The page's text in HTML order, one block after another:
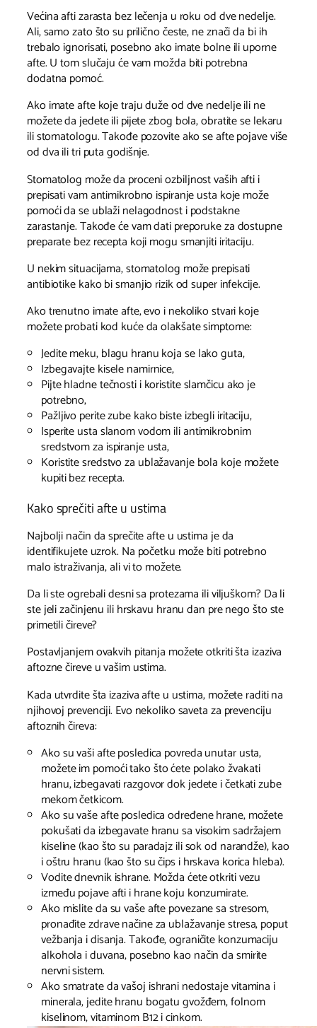
Većina afti zarasta bez lečenja u roku od dve nedelje.
Ali, samo zato što su prilično česte, ne znači da bi ih
trebalo ignorisati, posebno ako imate bolne ili uporne
afte. U tom slučaju će vam možda biti potrebna
dodatna pomoć.
Ako imate afte koje traju duže od dve nedelje ili ne
možete da jedete ili pijete zbog bola, obratite se lekaru
ili stomatologu. Takođe pozovite ako se afte pojave više
od dva ili tri puta godišnje.
Stomatolog može da proceni ozbiljnost vaših afti i
prepisati vam antimikrobno ispiranje usta koje može
pomoći da se ublaži nelagodnost i podstakne
zarastanje. Takođe će vam dati preporuke za dostupne
preparate bez recepta koji mogu smanjiti iritaciju.
U nekim situacijama, stomatolog može prepisati
antibiotike kako bi smanjio rizik od super infekcije.
Ako trenutno imate afte, evo i nekoliko stvari koje
možete probati kod kuće da olakšate simptome:
Jedite meku, blagu hranu koja se lako guta,
Izbegavajte kisele namirnice,
Pijte hladne tečnosti i koristite slamčicu ako je
potrebno,
Pažljivo perite zube kako biste izbegli iritaciju,
Isperite usta slanom vodom ili antimikrobnim
sredstvom za ispiranje usta,
Koristite sredstvo za ublažavanje bola koje možete
kupiti bez recepta.
Kako sprečiti afte u ustima
Najbolji način da sprečite afte u ustima je da
identifikujete uzrok. Na početku može biti potrebno
malo istraživanja, ali vi to možete.
Da li ste ogrebali desni sa protezama ili viljuškom? Da li
ste jeli začinjenu ili hrskavu hranu dan pre nego što ste
primetili čireve?
Postavljanjem ovakvih pitanja možete otkriti šta izaziva
aftozne čireve u vašim ustima.
Kada utvrdite šta izaziva afte u ustima, možete raditi na
njihovoj prevenciji. Evo nekoliko saveta za prevenciju
aftoznih čireva:
Ako su vaši afte posledica povreda unutar usta,
možete im pomoći tako što ćete polako žvakati
hranu, izbegavati razgovor dok jedete i četkati zube
mekom četkicom.
Ako su vaše afte posledica određene hrane, možete
pokušati da izbegavate hranu sa visokim sadržajem
kiseline (kao što su paradajz ili sok od narandže), kao
i oštru hranu (kao što su čips i hrskava korica hleba).
Vodite dnevnik ishrane. Možda ćete otkriti vezu
između pojave afti i hrane koju konzumirate.
Ako mislite da su vaše afte povezane sa stresom,
pronađite zdrave načine za ublažavanje stresa, poput
vežbanja i disanja. Takođe, ograničite konzumaciju
alkohola i duvana, posebno kao način da smirite
nervni sistem.
Ako smatrate da vašoj ishrani nedostaje vitamina i
minerala, jedite hranu bogatu gvožđem, folnom
kiselinom, vitaminom B12 i cinkom.